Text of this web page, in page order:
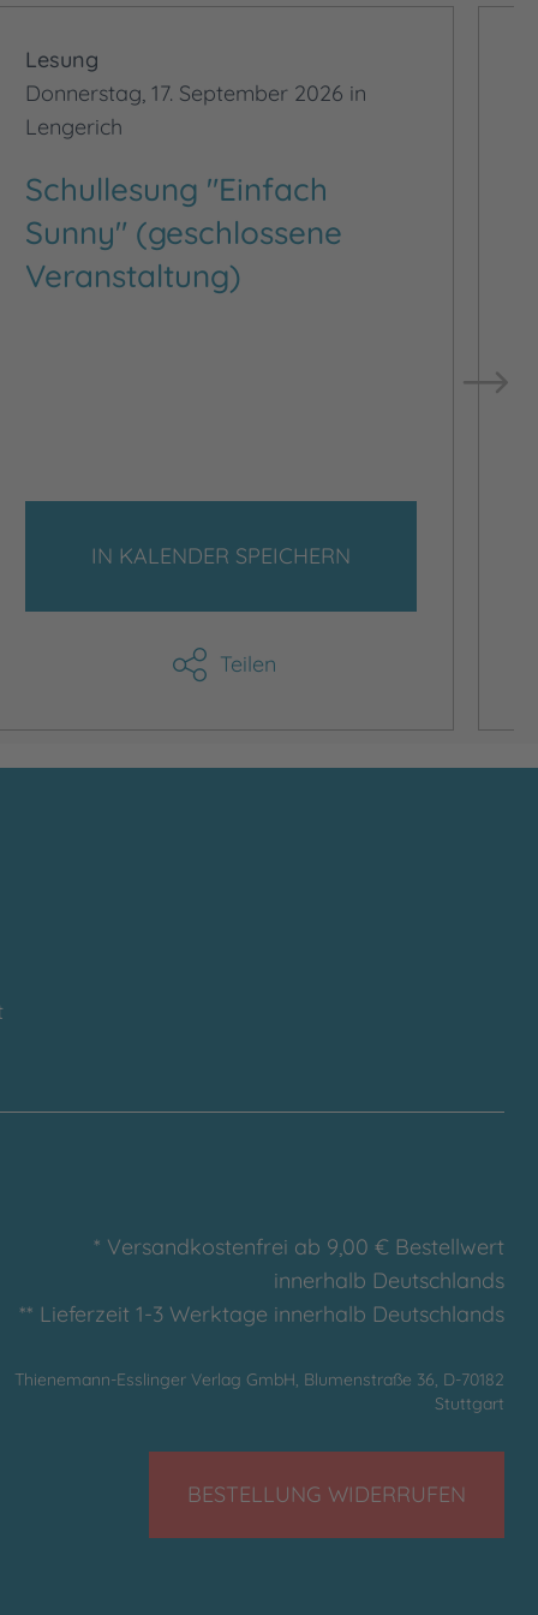
Lesung
Donnerstag, 17. September 2026 in
Lengerich
Schullesung "Einfach
Sunny" (geschlossene
Veranstaltung)
IN KALENDER SPEICHERN
Teilen
* Versandkostenfrei ab 9,00 € Bestellwert
innerhalb Deutschlands
** Lieferzeit 1-3 Werktage innerhalb Deutschlands
Thienemann-Esslinger Verlag GmbH, Blumenstraße 36, D-70182
Stuttgart
BESTELLUNG WIDERRUFEN